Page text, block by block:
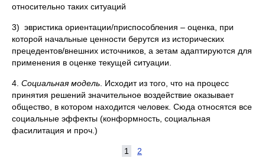
относительно таких ситуаций
3) эвристика ориентации/приспособления – оценка, при
которой начальные ценности берутся из исторических
прецедентов/внешних источников, а зетам адаптируются для
применения в оценке текущей ситуации.
4. Социальная модель . Исходит из того, что на процесс
принятия решений значительное воздействие оказывает
общество, в котором находится человек. Сюда относятся все
социальные эффекты (конформность, социальная
фасилитация и проч.)
1 2